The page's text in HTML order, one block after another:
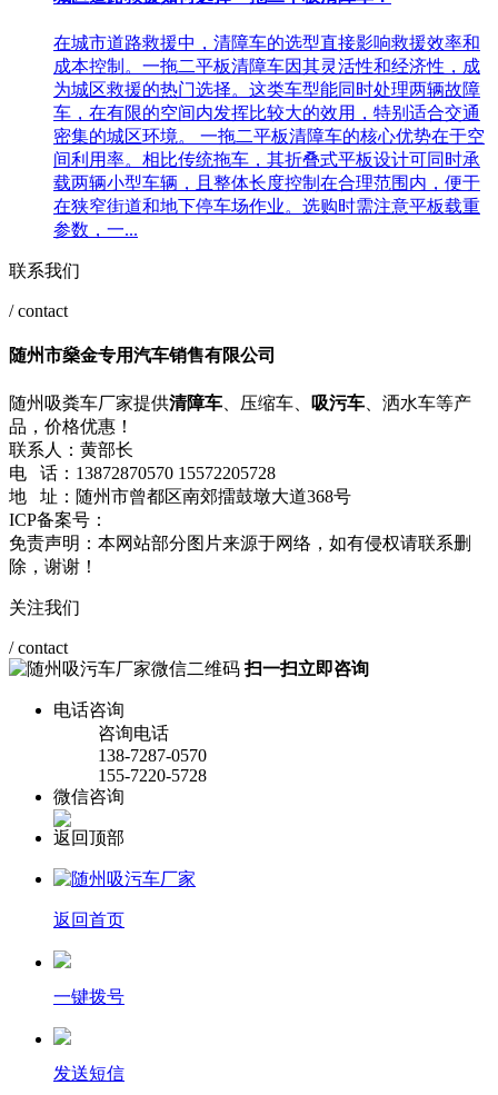
在城市道路救援中，清障车的选型直接影响救援效率和
成本控制。一拖二平板清障车因其灵活性和经济性，成
为城区救援的热门选择。这类车型能同时处理两辆故障
车，在有限的空间内发挥比较大的效用，特别适合交通
密集的城区环境。 一拖二平板清障车的核心优势在于空
间利用率。相比传统拖车，其折叠式平板设计可同时承
载两辆小型车辆，且整体长度控制在合理范围内，便于
在狭窄街道和地下停车场作业。选购时需注意平板载重
参数，一...
联系我们
/ contact
随州市燊金专用汽车销售有限公司
随州吸粪车厂家提供清障车 、压缩车、 吸污车 、洒水车等产
品，价格优惠！
联系人：黄部长
电 话：13872870570 15572205728
地 址：随州市曾都区南郊擂鼓墩大道368号
ICP备案号：
免责声明：本网站部分图片来源于网络，如有侵权请联系删
除，谢谢！
关注我们
/ contact
扫一扫立即咨询
电话咨询
咨询电话
138-7287-0570
155-7220-5728
微信咨询
返回顶部
返回首页
一键拨号
发送短信